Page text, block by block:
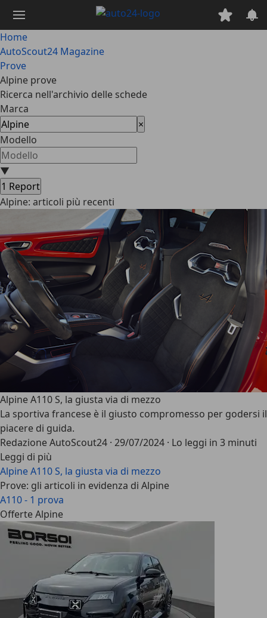
contenuto
principale
Home
AutoScout24 Magazine
Prove
Alpine prove
Ricerca nell'archivio delle schede
Marca
×
Modello
▼
1 Report
Alpine: articoli più recenti
Alpine A110 S, la giusta via di mezzo
La sportiva francese è il giusto compromesso per godersi il
piacere di guida.
Redazione AutoScout24 · 29/07/2024 · Lo leggi in 3 minuti
Leggi di più
Alpine A110 S, la giusta via di mezzo
Prove: gli articoli in evidenza di Alpine
A110 - 1 prova
Offerte Alpine